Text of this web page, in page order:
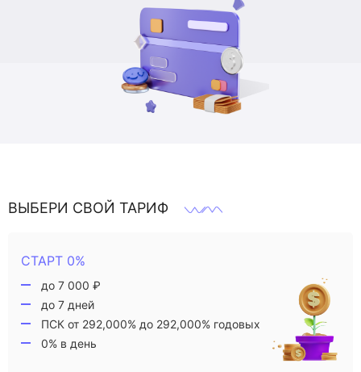
ВЫБЕРИ СВОЙ ТАРИФ
СТАРТ 0%
до 7 000 ₽
до 7 дней
ПСК от 292,000% до 292,000% годовых
0% в день